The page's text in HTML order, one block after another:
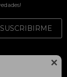

SUSCRIBIRME